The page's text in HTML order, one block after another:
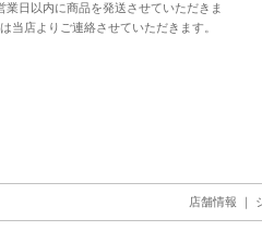
業日以内に商品を発送させていただきま
当店よりご連絡させていただきます。
店舗情報 ｜